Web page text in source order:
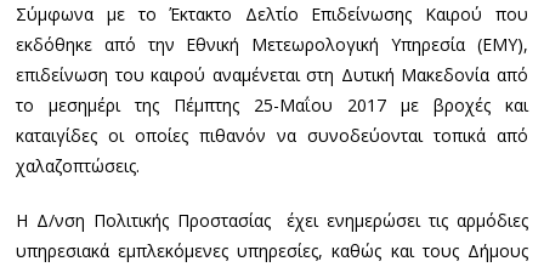
Σύμφωνα με το Έκτακτο Δελτίο Επιδείνωσης Καιρού που
εκδόθηκε από την Εθνική Μετεωρολογική Υπηρεσία (ΕΜΥ),
επιδείνωση του καιρού αναμένεται στη Δυτική Μακεδονία από
το μεσημέρι της Πέμπτης 25-Μαΐου 2017 με βροχές και
καταιγίδες οι οποίες πιθανόν να συνοδεύονται τοπικά από
χαλαζοπτώσεις.
Η Δ/νση Πολιτικής Προστασίας έχει ενημερώσει τις αρμόδιες
υπηρεσιακά εμπλεκόμενες υπηρεσίες, καθώς και τους Δήμους